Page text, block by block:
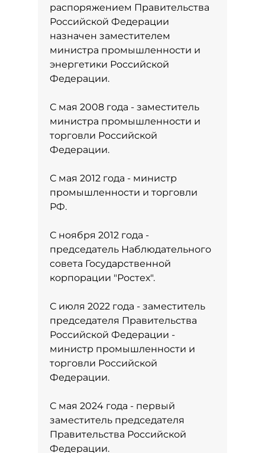
распоряжением Правительства
Российской Федерации
назначен заместителем
министра промышленности и
энергетики Российской
Федерации.
С мая 2008 года - заместитель
министра промышленности и
торговли Российской
Федерации.
С мая 2012 года - министр
промышленности и торговли
РФ.
С ноября 2012 года -
председатель Наблюдательного
совета Государственной
корпорации "Ростех".
С июля 2022 года - заместитель
председателя Правительства
Российской Федерации -
министр промышленности и
торговли Российской
Федерации.
С мая 2024 года - первый
заместитель председателя
Правительства Российской
Федерации.